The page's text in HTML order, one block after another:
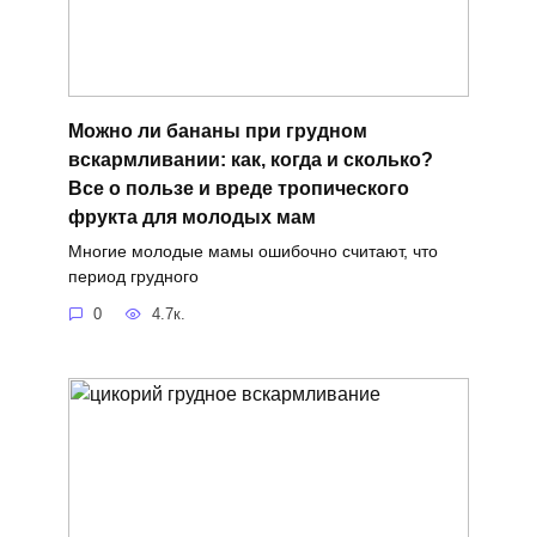
Можно ли бананы при грудном
вскармливании: как, когда и сколько?
Все о пользе и вреде тропического
фрукта для молодых мам
Многие молодые мамы ошибочно считают, что
период грудного
0 4.7к.